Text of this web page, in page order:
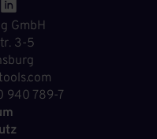
GmbH
3-5
940 789-7